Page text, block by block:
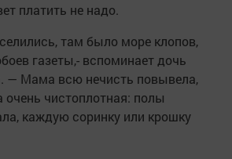
платить не надо.
там было море клопов,
газеты,- вспоминает дочь
— Мама всю нечисть повывела,
очень чистоплотная: полы
каждую соринку или крошку